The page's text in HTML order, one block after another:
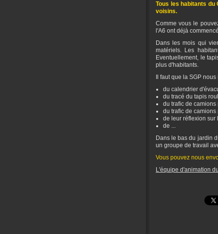
Tous les habitants
voisins.
Comme vous le
l'A6 ont déjà
Dans les mois qui
matériels. Les
Eventuellement, le
plus d'habitants.
Il faut que la SGP
du calendrier
du tracé du tapis
du trafic de
du trafic de
de leur réflexion sur
de ...
Dans le bas du jardin
un groupe de travail
Vous pouvez nous
L'équipe d'animation